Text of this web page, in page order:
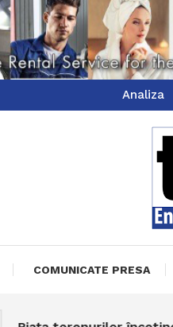
Analiza
COMUNICATE PRESA